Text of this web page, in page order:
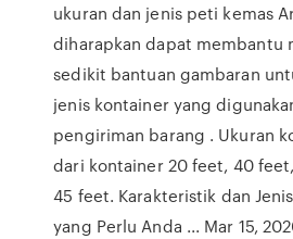
ukuran dan jenis peti kemas
diharapkan dapat membantu
sedikit bantuan gambaran
jenis kontainer yang
pengiriman barang . Ukuran
dari kontainer 20 feet, 40
45 feet. Karakteristik dan
yang Perlu Anda ... Mar 15,